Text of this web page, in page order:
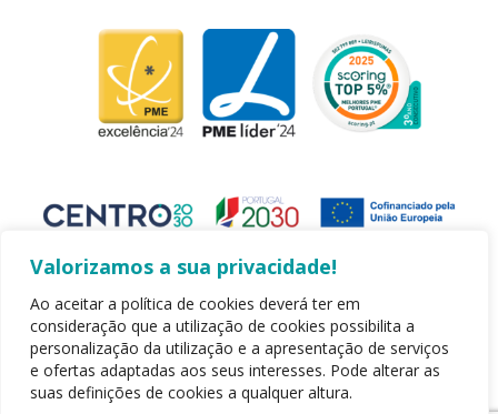
Valorizamos a sua privacidade!
Ao aceitar a política de cookies deverá ter em
consideração que a utilização de cookies possibilita a
personalização da utilização e a apresentação de serviços
e ofertas adaptadas aos seus interesses. Pode alterar as
suas definições de cookies a qualquer altura.
Copyright 2020 - Leirispumas Lda. Todos os direitos reservados.
Desenvolvido por TiagoGréu